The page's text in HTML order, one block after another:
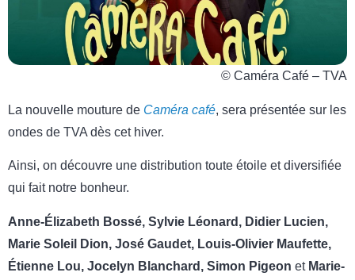
© Caméra Café – TVA
La nouvelle mouture de Caméra café, sera présentée sur les
ondes de TVA dès cet hiver.
Ainsi, on découvre une distribution toute étoile et diversifiée
qui fait notre bonheur.
Anne-Élizabeth Bossé, Sylvie Léonard, Didier Lucien,
Marie Soleil Dion, José Gaudet, Louis-Olivier Maufette,
Étienne Lou, Jocelyn Blanchard, Simon Pigeon et Marie-